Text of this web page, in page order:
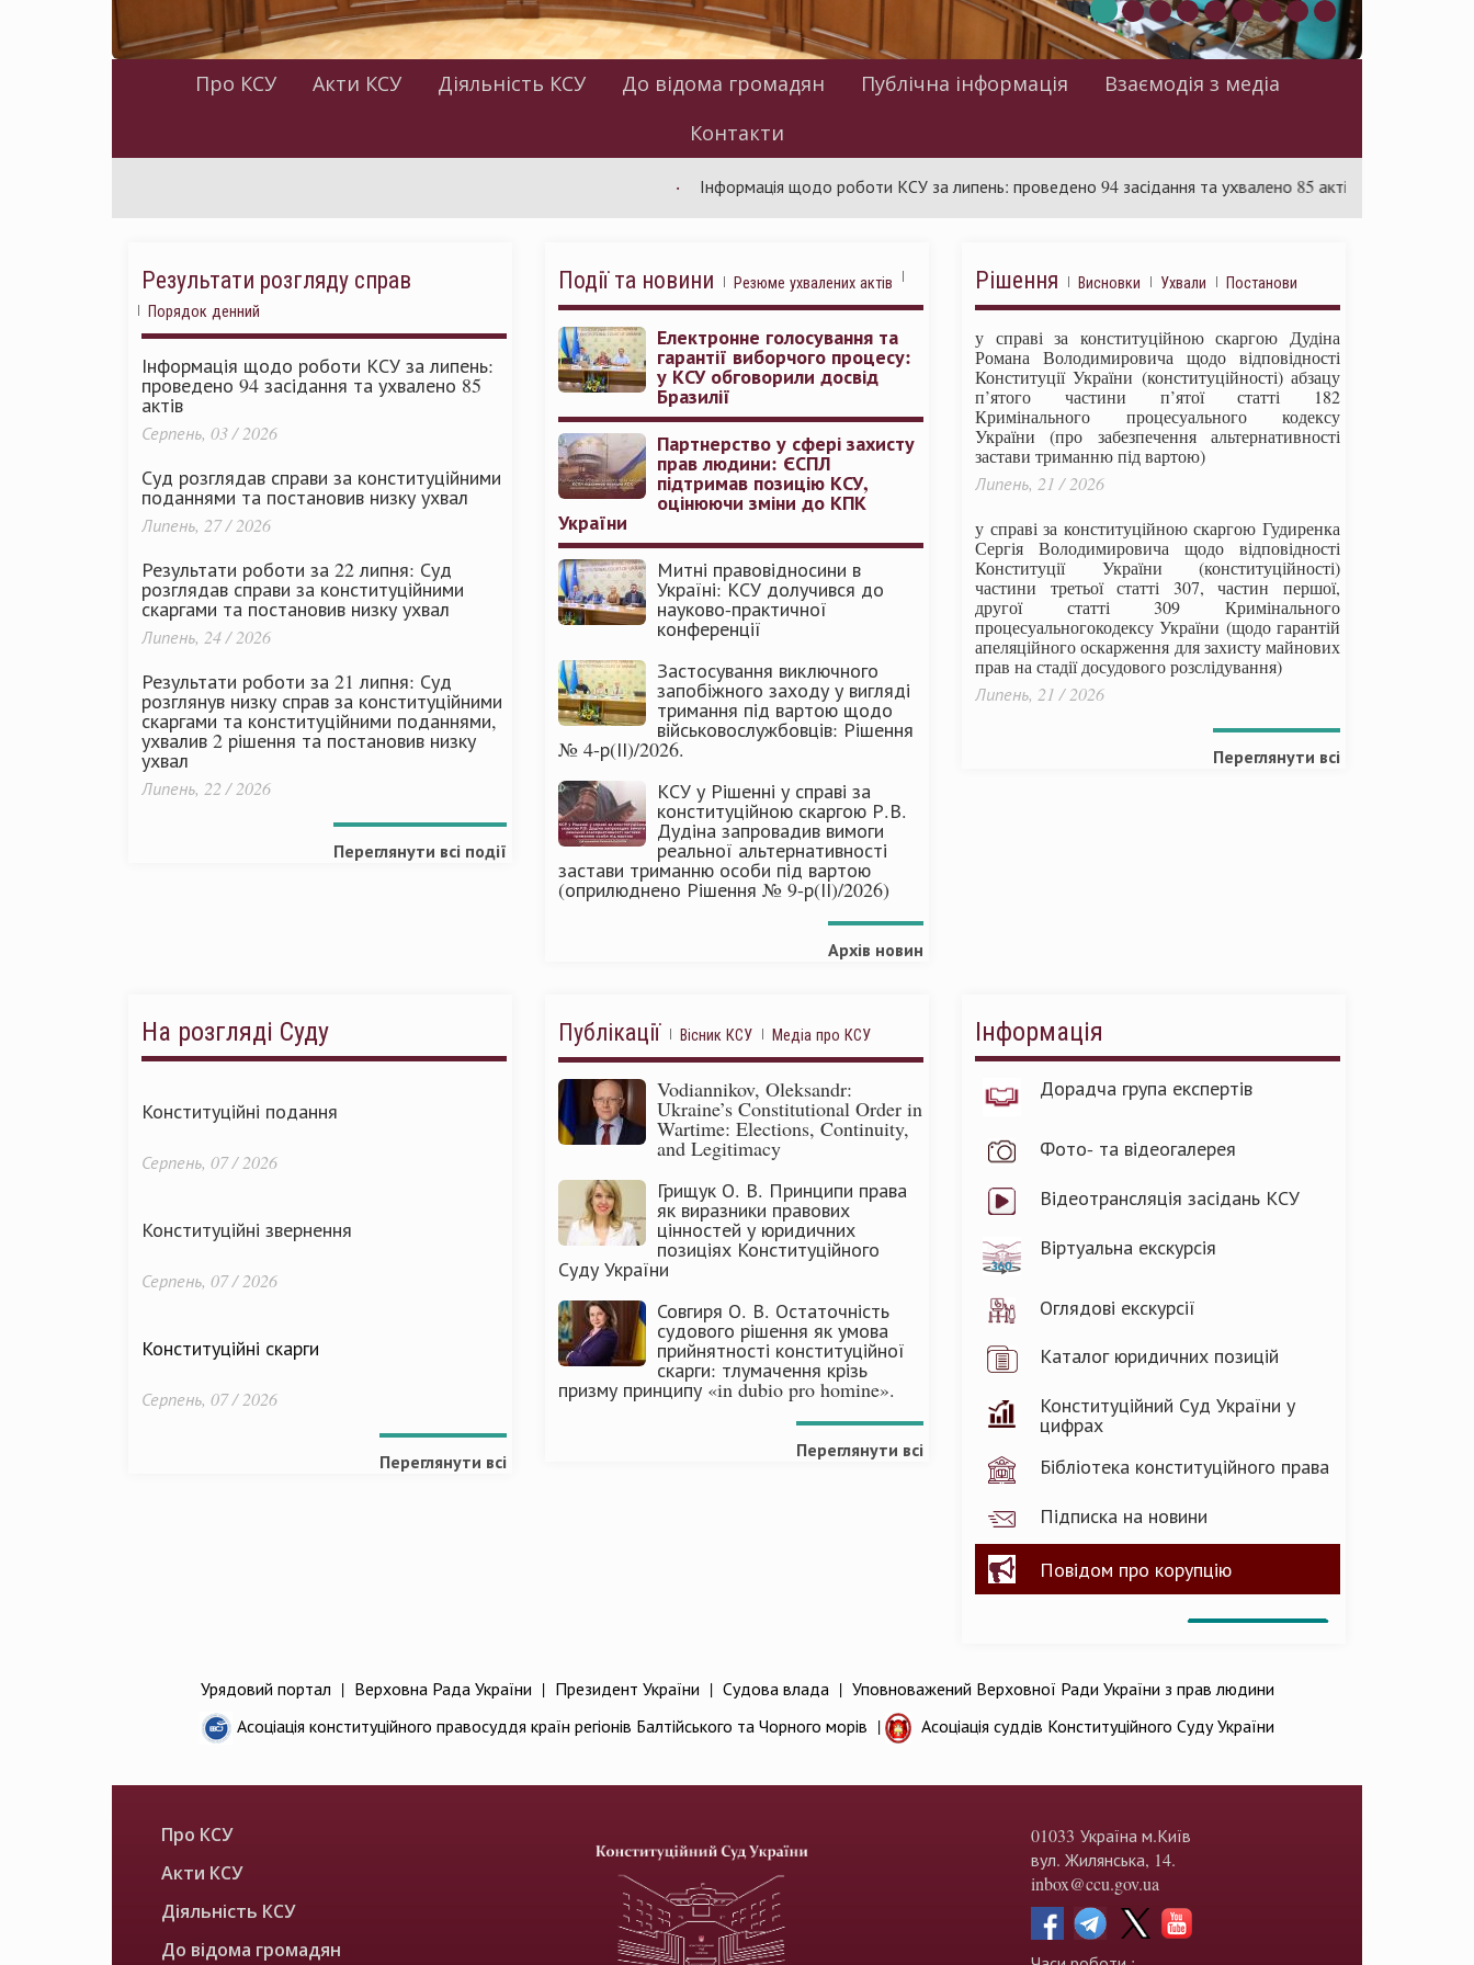
Про КСУ Акти КСУ Діяльність КСУ До відома громадян Публічна інформація
Взаємодія з медіа
Контакти
Інформація щодо роботи КСУ за липень: проведено 94 засідання та ухвалено 85 актів
Результати розгляду справ
Порядок денний
Інформація щодо роботи КСУ за липень:
проведено 94 засідання та ухвалено 85
актів
Серпень, 03 / 2026
Суд розглядав справи за конституційними
поданнями та постановив низку ухвал
Липень, 27 / 2026
Результати роботи за 22 липня: Суд
розглядав справи за конституційними
скаргами та постановив низку ухвал
Липень, 24 / 2026
Результати роботи за 21 липня: Суд
розглянув низку справ за конституційними
скаргами та конституційними поданнями,
ухвалив 2 рішення та постановив низку
ухвал
Липень, 22 / 2026
Переглянути всі події
Події та новини Резюме ухвалених актів
Електронне голосування та
гарантії виборчого процесу:
у КСУ обговорили досвід
Бразилії
Партнерство у сфері захисту
прав людини: ЄСПЛ
підтримав позицію КСУ,
оцінюючи зміни до КПК
України
Митні правовідносини в
Україні: КСУ долучився до
науково-практичної
конференції
Застосування виключного
запобіжного заходу у вигляді
тримання під вартою щодо
військовослужбовців: Рішення
№ 4-р(ІІ)/2026.
КСУ у Рішенні у справі за
конституційною скаргою Р.В.
Дудіна запровадив вимоги
реальної альтернативності
застави триманню особи під вартою
(оприлюднено Рішення № 9-р(ІІ)/2026)
Архів новин
Рішення Висновки Ухвали Постанови
у справі за конституційною скаргою Дудіна
Романа Володимировича щодо відповідності
Конституції України (конституційності) абзацу
п’ятого частини п’ятої статті 182
Кримінального процесуального кодексу
України (про забезпечення альтернативності
застави триманню під вартою)
Липень, 21 / 2026
у справі за конституційною скаргою Гудиренка
Сергія Володимировича щодо відповідності
Конституції України (конституційності)
частини третьої статті 307, частин першої,
другої статті 309 Кримінального
процесуальногокодексу України (щодо гарантій
апеляційного оскарження для захисту майнових
прав на стадії досудового розслідування)
Липень, 21 / 2026
Переглянути всі
На розгляді Суду
Конституційні подання
Серпень, 07 / 2026
Конституційні звернення
Серпень, 07 / 2026
Конституційні скарги
Серпень, 07 / 2026
Переглянути всі
Публікації Вісник КСУ Медіа про КСУ
Vodiannikov, Oleksandr:
Ukraine’s Constitutional Order in
Wartime: Elections, Continuity,
and Legitimacy
Грищук О. В. Принципи права
як виразники правових
цінностей у юридичних
позиціях Конституційного
Суду України
Совгиря О. В. Остаточність
судового рішення як умова
прийнятності конституційної
скарги: тлумачення крізь
призму принципу «in dubio pro homine».
Переглянути всі
Інформація
Дорадча група експертів
Фото- та відеогалерея
Відеотрансляція засідань КСУ
Віртуальна екскурсія
Оглядові екскурсії
Каталог юридичних позицій
Конституційний Суд України у
цифрах
Бібліотека конституційного права
Підписка на новини
Повідом про корупцію
Урядовий портал | Верховна Рада України | Президент України | Судова влада | Уповноважений Верховної Ради України з прав людини
Асоціація конституційного правосуддя країн регіонів Балтійського та Чорного морів | Асоціація суддів Конституційного Суду України
Про КСУ
Акти КСУ
Діяльність КСУ
До відома громадян
01033 Україна м.Київ
вул. Жилянська, 14.
inbox@ccu.gov.ua